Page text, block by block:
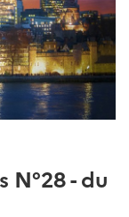
- du